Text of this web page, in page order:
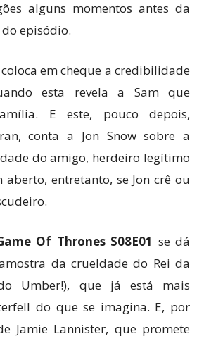
alguns momentos antes da
episódio.
em cheque a credibilidade
esta revela a Sam que
E este, pouco depois,
conta a Jon Snow sobre a
do amigo, herdeiro legítimo
aberto, entretanto, se Jon crê ou
Of Thrones S08E01 se dá
da crueldade do Rei da
Umber!), que já está mais
do que se imagina. E, por
Jamie Lannister, que promete